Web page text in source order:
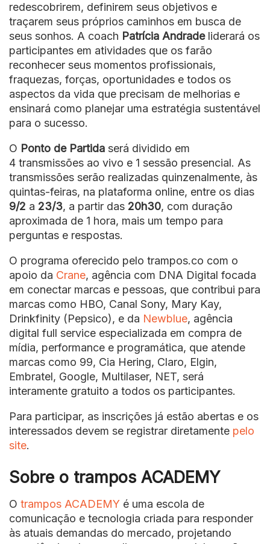
redescobrirem, definirem seus objetivos e
traçarem seus próprios caminhos em busca de
seus sonhos. A coach Patrícia Andradeliderará os
participantes em atividades que os farão
reconhecer seus momentos profissionais,
fraquezas, forças, oportunidades e todos os
aspectos da vida que precisam de melhorias e
ensinará como planejar uma estratégia sustentável
para o sucesso.
O Ponto de Partida será dividido em
4 transmissões ao vivo e 1 sessão presencial. As
transmissões serão realizadas quinzenalmente, às
quintas-feiras, na plataforma online, entre os dias
9/2 a 23/3, a partir das 20h30, com duração
aproximada de 1 hora, mais um tempo para
perguntas e respostas.
O programa oferecido pelo trampos.co com o
apoio da Crane, agência com DNA Digital focada
em conectar marcas e pessoas, que contribui para
marcas como HBO, Canal Sony, Mary Kay,
Drinkfinity (Pepsico), e da Newblue, agência
digital full service especializada em compra de
mídia, performance e programática, que atende
marcas como 99, Cia Hering, Claro, Elgin,
Embratel, Google, Multilaser, NET, será
interamente gratuito a todos os participantes.
Para participar, as inscrições já estão abertas e os
interessados devem se registrar diretamente pelo
site.
Sobre o trampos ACADEMY
O trampos ACADEMY é uma escola de
comunicação e tecnologia criada para responder
às atuais demandas do mercado, projetando